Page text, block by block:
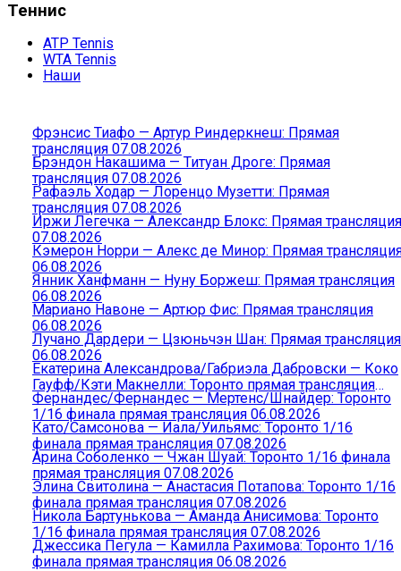
Теннис
ATP Tennis
WTA Tennis
Наши
Фрэнсис Тиафо — Артур Риндеркнеш: Прямая
трансляция 07.08.2026
Брэндон Накашима — Титуан Дроге: Прямая
трансляция 07.08.2026
Рафаэль Ходар — Лоренцо Музетти: Прямая
трансляция 07.08.2026
Иржи Легечка — Александр Блокс: Прямая трансляция
07.08.2026
Кэмерон Норри — Алекс де Минор: Прямая
06.08.2026
Янник Ханфманн — Нуну Боржеш: Прямая трансляция
06.08.2026
Мариано Навоне — Артюр Фис: Прямая трансляция
06.08.2026
Лучано Дардери — Цзюньчэн Шан: Прямая трансляция
06.08.2026
Екатерина Александрова/Габриэла Дабровски — Коко
Гауфф/Кэти Макнелли: Торонто прямая трансляция
06.08.2026
Фернандес/Фернандес — Мертенс/Шнайдер: Торонто
1/16 финала прямая трансляция 06.08.2026
Като/Самсонова — Иала/Уильямс: Торонто 1/16
финала прямая трансляция 07.08.2026
Арина Соболенко — Чжан Шуай: Торонто 1/16 финала
прямая трансляция 07.08.2026
Элина Свитолина — Анастасия Потапова: Торонто 1/16
финала прямая трансляция 07.08.2026
Никола Бартунькова — Аманда Анисимова: Торонто
1/16 финала прямая трансляция 07.08.2026
Джессика Пегула — Камилла Рахимова: Торонто 1/16
финала прямая трансляция 06.08.2026